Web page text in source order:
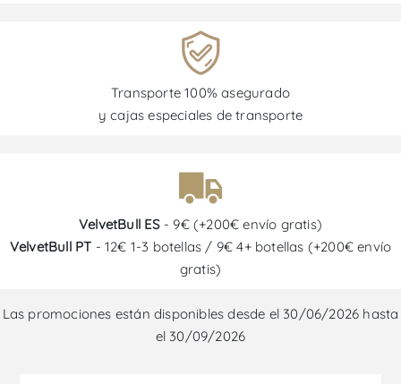
Transporte 100% asegurado
y cajas especiales de transporte
VelvetBull ES- 9€ (+200€ envío gratis)
VelvetBull PT - 12€ 1-3 botellas / 9€ 4+ botellas (+200€ envío
gratis)
Las promociones están disponibles desde el 30/06/2026 hasta
el 30/09/2026